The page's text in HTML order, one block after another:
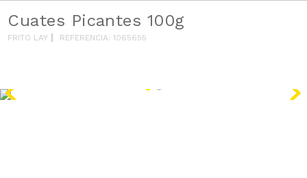
Cuates Picantes 100g
FRITO LAY REFERENCIA:1065655
SODIO/